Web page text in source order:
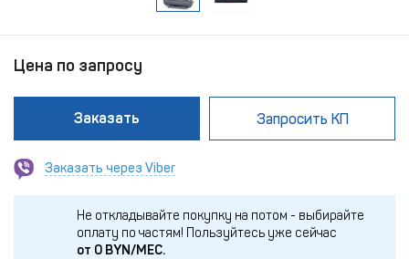
Цена по запросу
Заказать Запросить КП
Заказать через Viber
Не откладывайте покупку на потом - выбирайте
оплату по частям! Пользуйтесь уже сейчас
от 0 BYN/МЕС.